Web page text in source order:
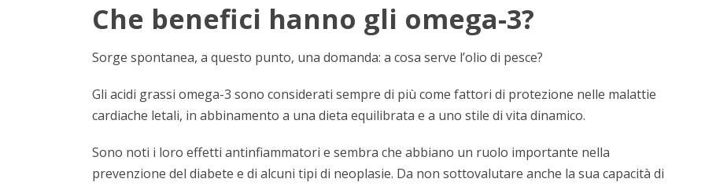
Che benefici hanno gli omega-3?
Sorge spontanea, a questo punto, una domanda: a cosa serve l’olio di pesce?
Gli acidi grassi omega-3 sono considerati sempre di più come fattori di protezione nelle malattie
cardiache letali, in abbinamento a una dieta equilibrata e a uno stile di vita dinamico.
Sono noti i loro effetti antinfiammatori e sembra che abbiano un ruolo importante nella
prevenzione del diabete e di alcuni tipi di neoplasie. Da non sottovalutare anche la sua capacità di